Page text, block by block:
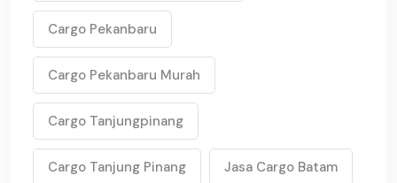
Cargo Pekanbaru
Cargo Pekanbaru Murah
Cargo Tanjungpinang
Cargo Tanjung Pinang Jasa Cargo Batam